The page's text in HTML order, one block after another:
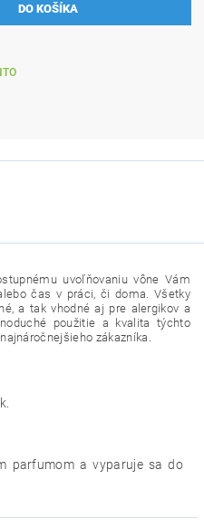
uvoľňovaniu vône Vám
čas v práci, či doma. Všetky
a tak vhodné aj pre alergikov a
použitie a kvalita týchto
zákazníka.
parfumom a vyparuje sa do